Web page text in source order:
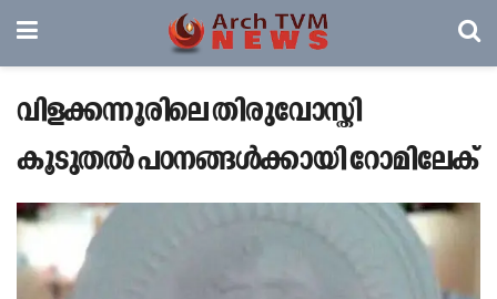
വിളക്കന്നൂരിലെ തിരുവോസ്തി
കൂടുതൽ പഠനങ്ങൾക്കായി റോമിലേക്